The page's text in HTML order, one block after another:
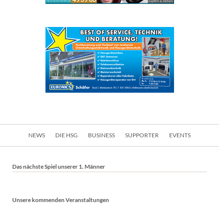
Navigation
NEWS DIE HSG BUSINESS SUPPORTER EVENTS
Das nächste Spiel unserer 1. Männer
Unsere kommenden Veranstaltungen